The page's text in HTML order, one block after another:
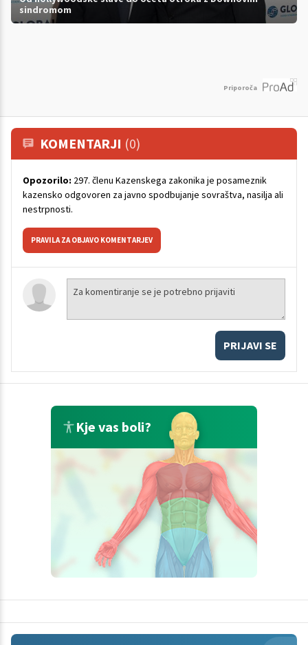
sindromom
Priporoča
KOMENTARJI (0)
Opozorilo: 297. členu Kazenskega zakonika je posameznik
kazensko odgovoren za javno spodbujanje sovraštva, nasilja ali
nestrpnosti.
PRAVILA ZA OBJAVO KOMENTARJEV
PRIJAVI SE
Kje vas boli?